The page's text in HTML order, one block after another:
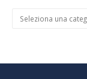
Categorie